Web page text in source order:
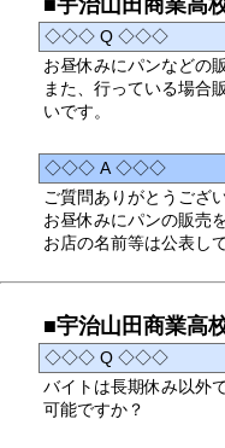
◇◇◇ Q ◇◇◇
お昼休みにパンなどの
また、行っている場合
いです。
◇◇◇ A ◇◇◇
ご質問ありがとうござ
お昼休みにパンの販売
お店の名前等は公表し
■宇治山田商業高
◇◇◇ Q ◇◇◇
バイトは長期休み以外
可能ですか？